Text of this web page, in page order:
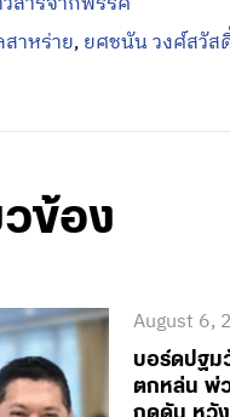
าหร่าย,ยศชนัน วงศ์สวัส
ข้อง
August 6,
บอร์ดปฐม
ตกหล่น พ่ว